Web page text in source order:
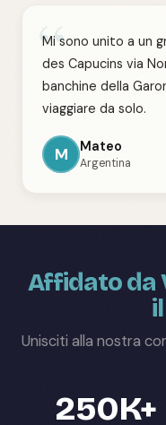
“
Mi sono unito a un
des Capucins via
banchine della
viaggiare da solo.
M Mateo
Argentina
Affidato da
Unisciti alla nostra
250K+